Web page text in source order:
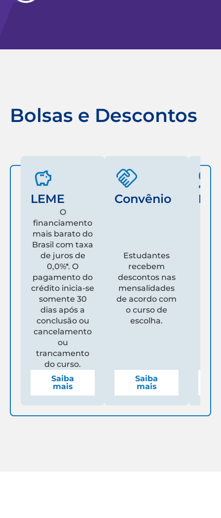
Bolsas e Descontos
LEME
O
financiamento
mais barato do
Brasil com taxa
de juros de
0,0%*. O
pagamento do
crédito inicia-se
somente 30
dias após a
conclusão ou
cancelamento
ou
trancamento
do curso.
Saiba
mais
Convênio
Estudantes
recebem
descontos nas
mensalidades
de acordo com
o curso de
escolha.
Saiba
mais